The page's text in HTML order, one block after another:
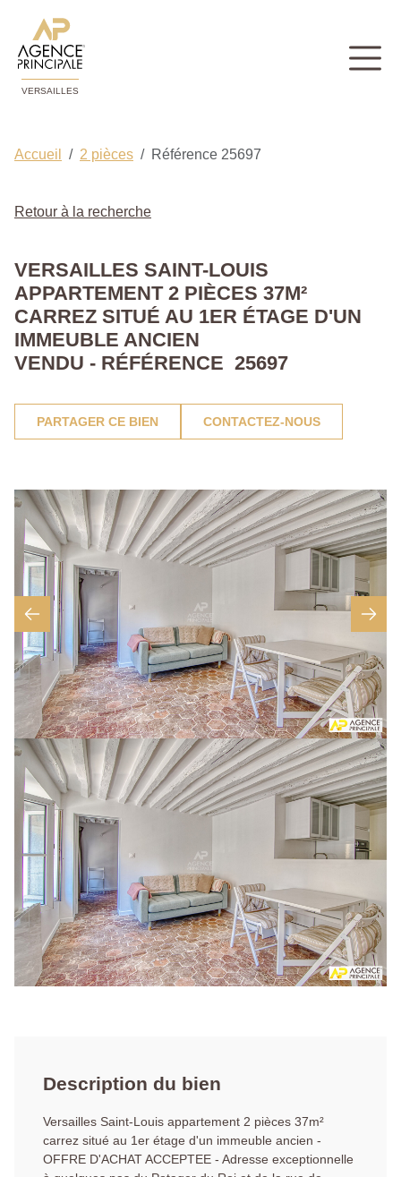
VERSAILLES
Accueil 2 pièces Référence 25697
Retour à la recherche
VERSAILLES SAINT-LOUIS
APPARTEMENT 2 PIÈCES 37M²
CARREZ SITUÉ AU 1ER ÉTAGE D'UN
IMMEUBLE ANCIEN
VENDU - RÉFÉRENCE 25697
PARTAGER CE BIEN CONTACTEZ-NOUS
Description du bien
Versailles Saint-Louis appartement 2 pièces 37m²
carrez situé au 1er étage d'un immeuble ancien -
OFFRE D'ACHAT ACCEPTEE - Adresse exceptionnelle